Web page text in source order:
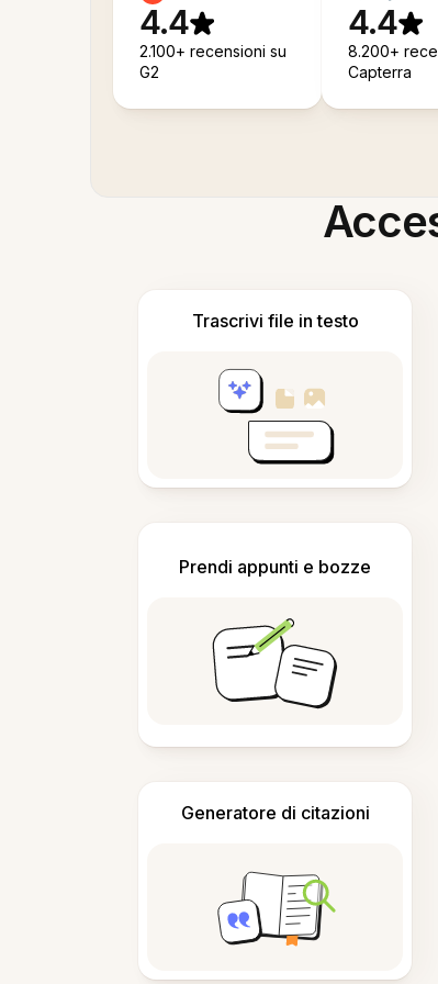
4.4
2.100+ recensioni su
G2
4.4
8.200+
Capterra
Trascrivi file in testo
Prendi appunti e bozze
Generatore di citazioni